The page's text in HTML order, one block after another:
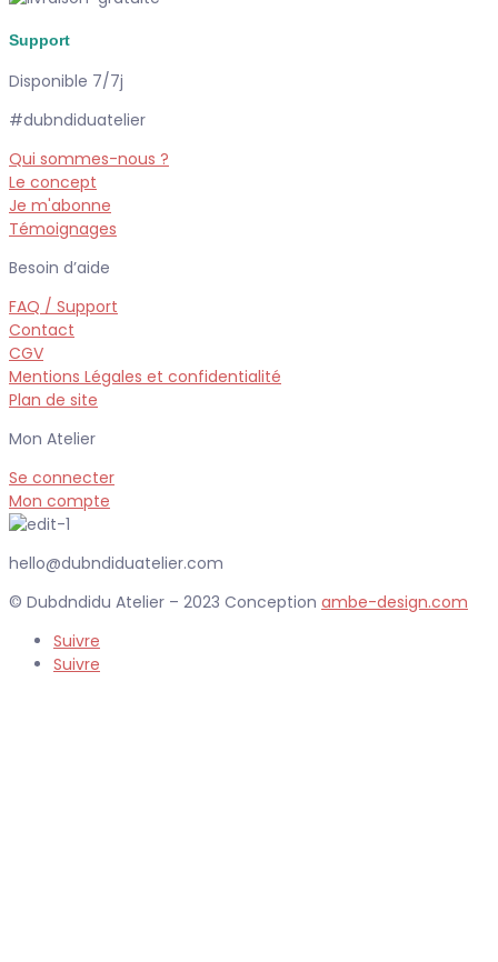
Support
Disponible 7/7j
#dubndiduatelier
Qui sommes-nous ?
Le concept
Je m'abonne
Témoignages
Besoin d’aide
FAQ / Support
Contact
CGV
Mentions Légales et confidentialité
Plan de site
Mon Atelier
Se connecter
Mon compte
hello@dubndiduatelier.com
© Dubdndidu Atelier – 2023 Conception ambe-design.com
Suivre
Suivre